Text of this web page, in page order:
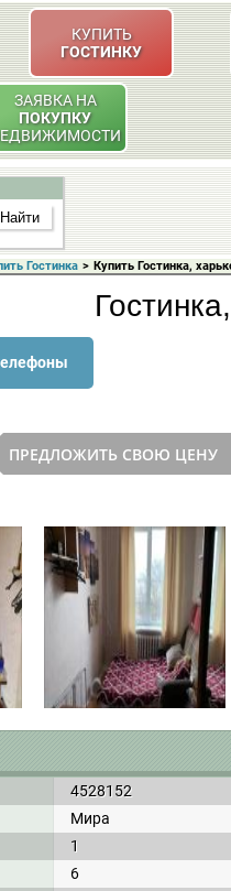
КУПИТЬ
ГОСТИНКУ
ЗАЯВКА НА
ПОКУПКУ
Гостинка > Купить Гостинка,
ПРЕДЛОЖИТЬ СВОЮ ЦЕНУ
4528152
Мира
1
6